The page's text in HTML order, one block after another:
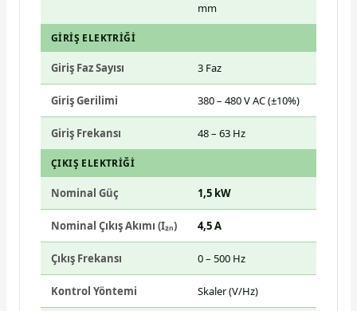
mm
GIRIŞ ELEKTRIĞI
Giriş Faz Sayısı 3 Faz
Giriş Gerilimi 380 – 480 V AC (±10%)
Giriş Frekansı 48 – 63 Hz
ÇIKIŞ ELEKTRIĞI
Nominal Güç 1,5 kW
Nominal Çıkış Akımı (I₂ₙ) 4,5 A
Çıkış Frekansı 0 – 500 Hz
Kontrol Yöntemi Skaler (V/Hz)